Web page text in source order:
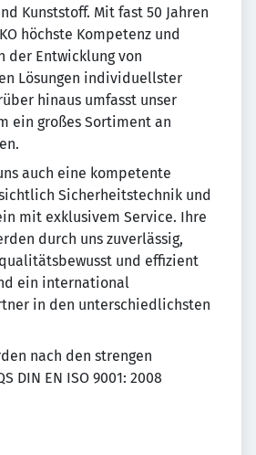
Kunststoff. Mit fast 50 Jahren
höchste Kompetenz und
der Entwicklung von
Lösungen individuellster
hinaus umfasst unser
ein großes Sortiment an
auch eine kompetente
Sicherheitstechnik und
mit exklusivem Service. Ihre
durch uns zuverlässig,
und effizient
ein international
in den unterschiedlichsten
nach den strengen
DIN EN ISO 9001: 2008